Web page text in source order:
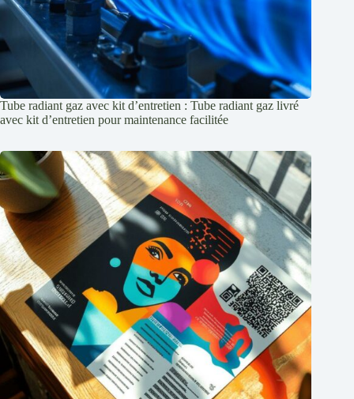
Tube radiant gaz avec kit d’entretien : Tube radiant gaz livré
avec kit d’entretien pour maintenance facilitée